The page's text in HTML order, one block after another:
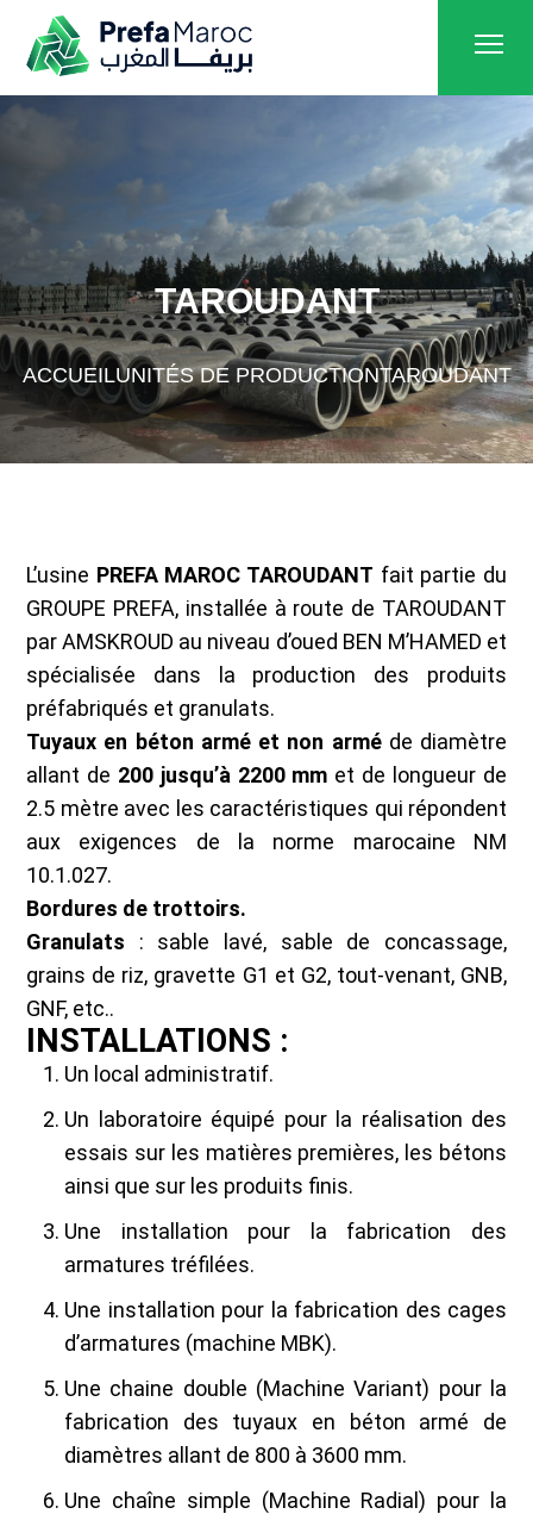
TAROUDANT
ACCUEILUNITÉS DE PRODUCTIONTAROUDANT
L’usine PREFA MAROC TAROUDANT fait partie du
GROUPE PREFA, installée à route de TAROUDANT
par AMSKROUD au niveau d’oued BEN M’HAMED et
spécialisée dans la production des produits
préfabriqués et granulats.
Tuyaux en béton armé et non arméde diamètre
allant de 200 jusqu’à 2200 mm et de longueur de
2.5 mètre avec les caractéristiques qui répondent
aux exigences de la norme marocaine NM
10.1.027.
Bordures de trottoirs.
Granulats : sable lavé, sable de concassage,
grains de riz, gravette G1 et G2, tout-venant, GNB,
GNF, etc..
INSTALLATIONS :
Un local administratif.
Un laboratoire équipé pour la réalisation des
essais sur les matières premières, les bétons
ainsi que sur les produits finis.
Une installation pour la fabrication des
armatures tréfilées.
Une installation pour la fabrication des cages
d’armatures (machine MBK).
Une chaine double (Machine Variant) pour la
fabrication des tuyaux en béton armé de
diamètres allant de 800 à 3600 mm.
Une chaîne simple (Machine Radial) pour la